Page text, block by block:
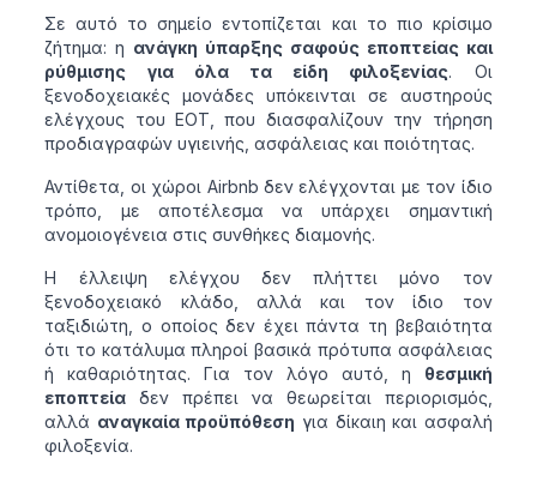
Σε αυτό το σημείο εντοπίζεται και το πιο κρίσιμο
ζήτημα: η ανάγκη ύπαρξης σαφούς εποπτείας και
ρύθμισης για όλα τα είδη φιλοξενίας. Οι
ξενοδοχειακές μονάδες υπόκεινται σε αυστηρούς
ελέγχους του ΕΟΤ, που διασφαλίζουν την τήρηση
προδιαγραφών υγιεινής, ασφάλειας και ποιότητας.
Αντίθετα, οι χώροι Airbnb δεν ελέγχονται με τον ίδιο
τρόπο, με αποτέλεσμα να υπάρχει σημαντική
ανομοιογένεια στις συνθήκες διαμονής.
Η έλλειψη ελέγχου δεν πλήττει μόνο τον
ξενοδοχειακό κλάδο, αλλά και τον ίδιο τον
ταξιδιώτη, ο οποίος δεν έχει πάντα τη βεβαιότητα
ότι το κατάλυμα πληροί βασικά πρότυπα ασφάλειας
ή καθαριότητας. Για τον λόγο αυτό, η θεσμική
εποπτεία δεν πρέπει να θεωρείται περιορισμός,
αλλά αναγκαία προϋπόθεση για δίκαιη και ασφαλή
φιλοξενία.